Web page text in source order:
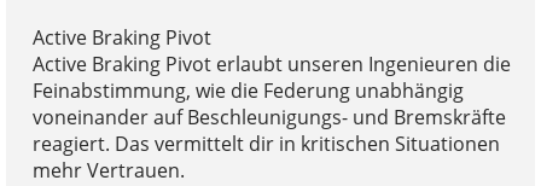
Active Braking Pivot
Active Braking Pivot erlaubt unseren Ingenieuren die
Feinabstimmung, wie die Federung unabhängig
voneinander auf Beschleunigungs- und Bremskräfte
reagiert. Das vermittelt dir in kritischen Situationen
mehr Vertrauen.